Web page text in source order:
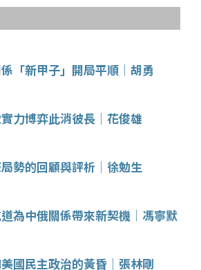
「新甲子」開局平順│胡勇
力博弈此消彼長│花俊雄
勢的回顧與評析│徐勉生
為中俄關係帶來新契機│馮寧默
國民主政治的黃昏│張林剛